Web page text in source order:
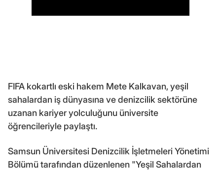
FIFA kokartlı eski hakem Mete Kalkavan, yeşil
sahalardan iş dünyasına ve denizcilik sektörüne
uzanan kariyer yolculuğunu üniversite
öğrencileriyle paylaştı.
Samsun Üniversitesi Denizcilik İşletmeleri Yönetimi
Bölümü tarafından düzenlenen "Yeşil Sahalardan